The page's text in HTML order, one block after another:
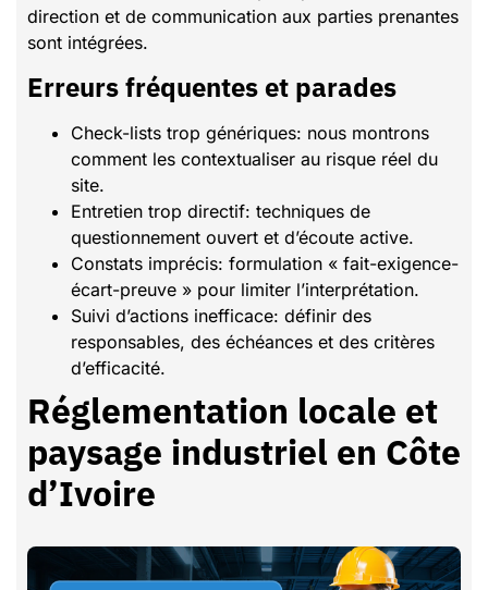
direction et de communication aux parties prenantes
sont intégrées.
Erreurs fréquentes et parades
Check-lists trop génériques: nous montrons
comment les contextualiser au risque réel du
site.
Entretien trop directif: techniques de
questionnement ouvert et d’écoute active.
Constats imprécis: formulation « fait-exigence-
écart-preuve » pour limiter l’interprétation.
Suivi d’actions inefficace: définir des
responsables, des échéances et des critères
d’efficacité.
Réglementation locale et
paysage industriel en Côte
d’Ivoire